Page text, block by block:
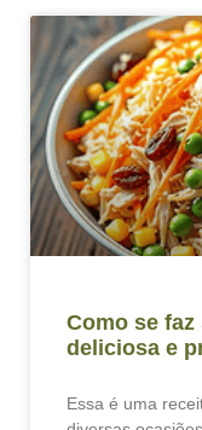
Como se
deliciosa e
Essa é uma